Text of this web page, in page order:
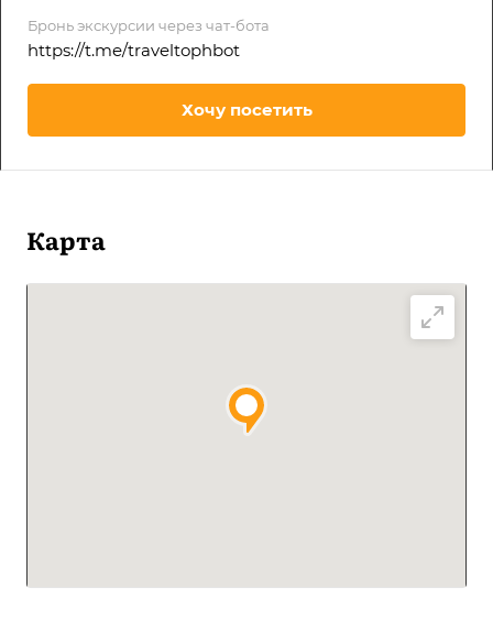
Бронь экскурсии через чат-бота
https://t.me/traveltophbot
Хочу посетить
Карта